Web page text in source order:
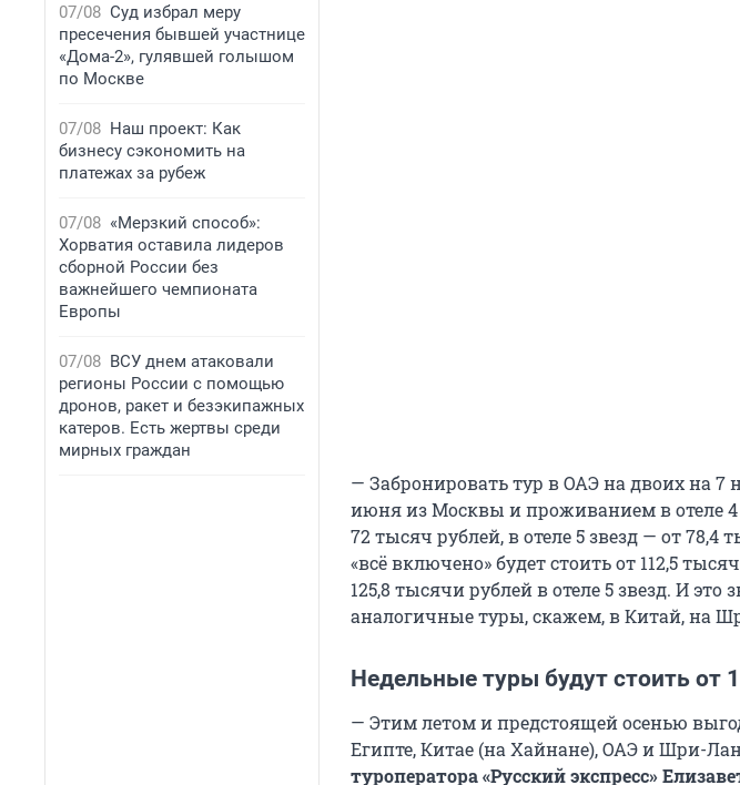
07/08 Суд избрал меру
пресечения бывшей участнице
«Дома-2», гулявшей голышом
по Москве
07/08 Наш проект: Как
бизнесу сэкономить на
платежах за рубеж
07/08 «Мерзкий способ»:
Хорватия оставила лидеров
сборной России без
важнейшего чемпионата
Европы
07/08 ВСУ днем атаковали
регионы России с помощью
дронов, ракет и безэкипажных
катеров. Есть жертвы среди
мирных граждан
— Забронировать тур в ОАЭ на двоих на
июня из Москвы и проживанием в отеле
72 тысяч рублей, в отеле 5 звезд — от
«всё включено» будет стоить от 112,5
125,8 тысячирублей в отеле 5 звезд. И
аналогичные туры, скажем, в Китай, на
Недельные туры будут стоить от
— Этим летом и предстоящей осенью
Египте, Китае (на Хайнане), ОАЭ и Шри-
туроператора «Русский экспресс»